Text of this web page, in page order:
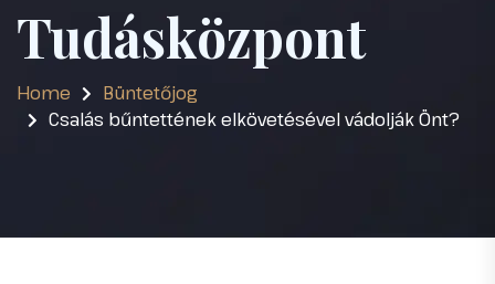
Tudásközpont
Home
Büntetőjog
Csalás bűntettének elkövetésével vádolják Önt?